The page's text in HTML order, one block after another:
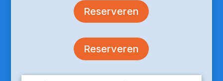
Reserveren
Reserveren